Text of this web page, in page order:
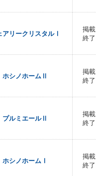
アリークリスタルⅠ
掲載
終了
ホシノホームⅡ
掲載
終了
プルミエールⅡ
掲載
終了
ホシノホームⅠ
掲載
終了